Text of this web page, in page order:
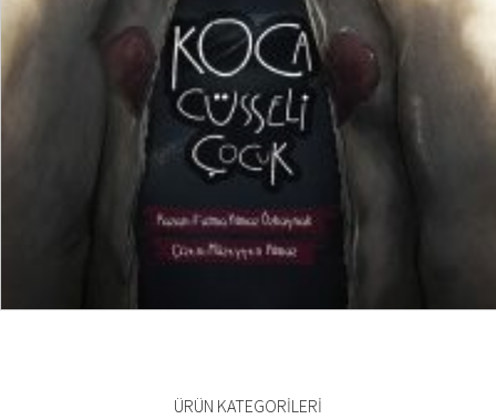
₺ 250,00₺187,50
ÜRÜN KATEGORILERI